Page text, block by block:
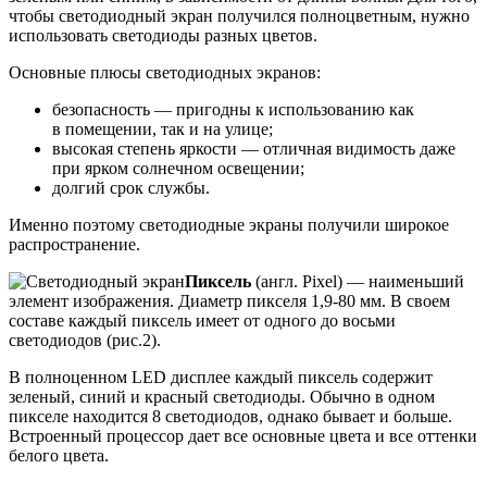
чтобы светодиодный экран получился полноцветным, нужно
использовать светодиоды разных цветов.
Основные плюсы светодиодных экранов:
безопасность — пригодны к использованию как
в помещении, так и на улице;
высокая степень яркости — отличная видимость даже
при ярком солнечном освещении;
долгий срок службы.
Именно поэтому светодиодные экраны получили широкое
распространение.
Пиксель (англ. Pixel) — наименьший
элемент изображения. Диаметр пикселя 1,9-80 мм. В своем
составе каждый пиксель имеет от одного до восьми
светодиодов (рис.2).
В полноценном LED дисплее каждый пиксель содержит
зеленый, синий и красный светодиоды. Обычно в одном
пикселе находится 8 светодиодов, однако бывает и больше.
Встроенный процессор дает все основные цвета и все оттенки
белого цвета.